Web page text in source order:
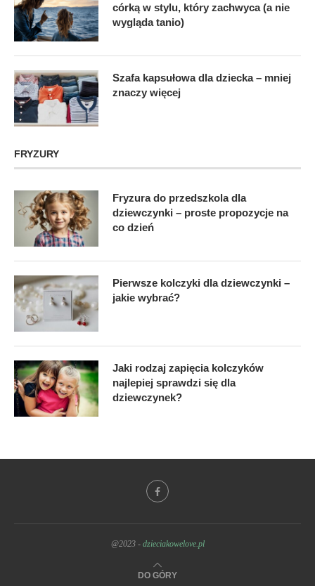
córką w stylu, który zachwyca (a nie
wygląda tanio)
Szafa kapsułowa dla dziecka – mniej
znaczy więcej
FRYZURY
Fryzura do przedszkola dla
dziewczynki – proste propozycje na
co dzień
Pierwsze kolczyki dla dziewczynki –
jakie wybrać?
Jaki rodzaj zapięcia kolczyków
najlepiej sprawdzi się dla
dziewczynek?
@2023 - dzieciakowelove.pl
DO GÓRY